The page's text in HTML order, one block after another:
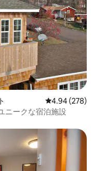
レビュー278
4.94 (278)
ニークな宿泊施設